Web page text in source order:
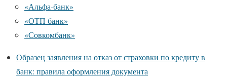
«Альфа-банк»
«ОТП банк»
«Совкомбанк»
Образец заявления на отказ от страховки по кредиту в
банк: правила оформления документа